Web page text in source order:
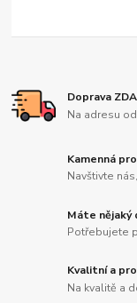
Doprava
Na adresu
Kamenná
Navštivte
Máte nějaký
Potřebujete
Kvalitní a
Na kvalitě a